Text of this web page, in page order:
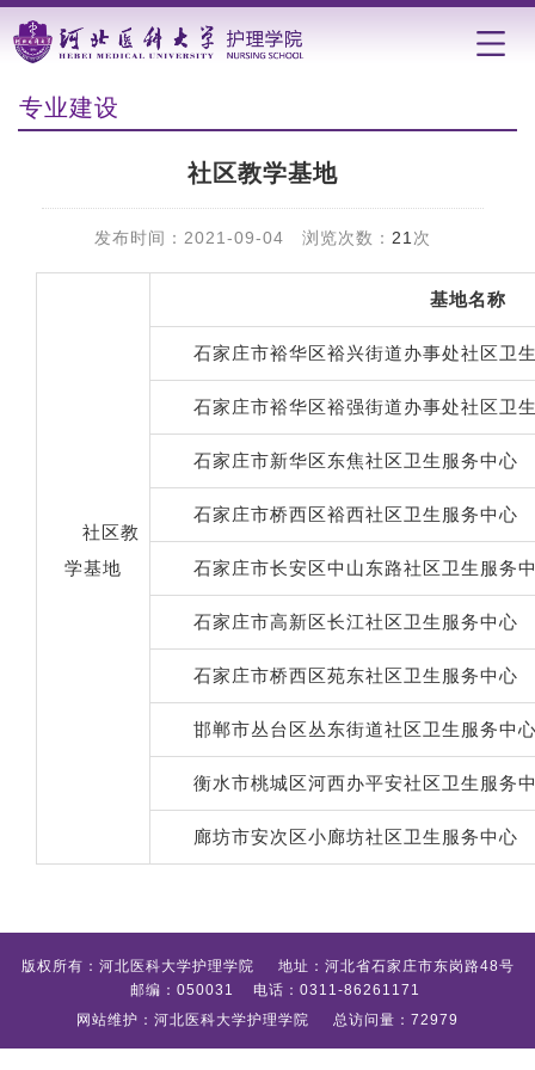
专业建设
社区教学基地
发布时间：2021-09-04 浏览次数： 21 次
社区教
学基地
基地名称
石家庄市裕华区裕兴街道办事处社区卫
石家庄市裕华区裕强街道办事处社区卫
石家庄市新华区东焦社区卫生服务中心
石家庄市桥西区裕西社区卫生服务中心
石家庄市长安区中山东路社区卫生服务
石家庄市高新 区长江社区卫生服务中心
石家庄市桥西区苑东社区卫生服务中心
邯郸市丛台区丛东街道社区卫生服务中
衡水市桃城区河西办平安社区卫生服务
廊坊市安次区小廊坊社区卫生服务中心
版权所有：河北医科大学护理学院 地址：河北省石家庄市东岗路48号
邮编：050031 电话：0311-86261171
网站维护：河北医科大学护理学院 总访问量：72979